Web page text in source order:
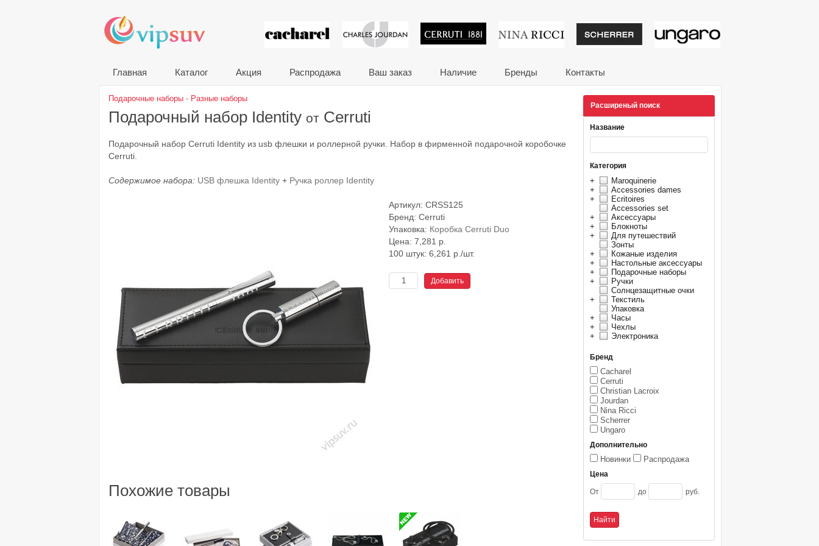
VIP сувениры и корпоративные подарки от
Главная Каталог Акция Распродажа Ваш заказ Наличие Бренды Контакты
Расширеный поиск
Название
Категория
+
Maroquinerie
+
Accessories dames
+
Ecritoires
Accessories set
+
Аксессуары
+
Блокноты
+
Для путешествий
Зонты
+
Кожаные изделия
+
Настольные аксессуары
+
Подарочные наборы
+
Ручки
Солнцезащитные очки
+
Текстиль
Упаковка
+
Часы
+
Чехлы
+
Электроника
Бренд
Cacharel
Cerruti
Christian Lacroix
Jourdan
Nina Ricci
Scherrer
Ungaro
Дополнительно
Новинки Распродажа
Цена
От до руб.
Подарочные наборы - Разные наборы
Подарочный набор Identity от Cerruti
Подарочный набор Cerruti Identity из usb флешки и роллерной ручки. Набор в фирменной подарочной коробочке
Cerruti.
Содержимое набора: USB флешка Identity + Ручка роллер Identity
Артикул: CRSS125
Бренд: Cerruti
Упаковка: Коробка Cerruti Duo
Цена: 7,281 р.
100 штук: 6,261 р./шт.
Похожие товары